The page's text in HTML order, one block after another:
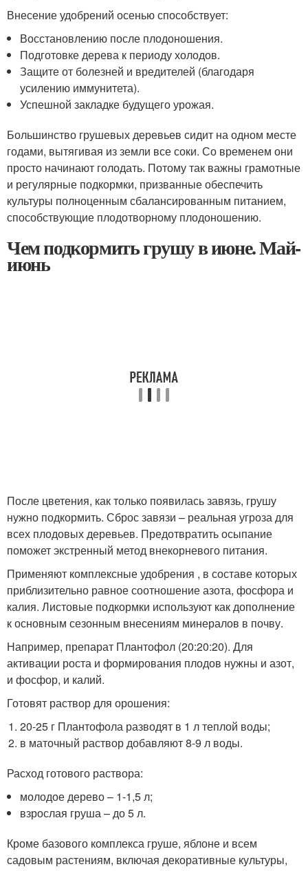
Внесение удобрений осенью способствует:
Восстановлению после плодоношения.
Подготовке дерева к периоду холодов.
Защите от болезней и вредителей (благодаря
усилению иммунитета).
Успешной закладке будущего урожая.
Большинство грушевых деревьев сидит на одном месте
годами, вытягивая из земли все соки. Со временем они
просто начинают голодать. Потому так важны грамотные
и регулярные подкормки, призванные обеспечить
культуры полноценным сбалансированным питанием,
способствующие плодотворному плодоношению.
Чем подкормить грушу в июне. Май-
июнь
После цветения, как только появилась завязь, грушу
нужно подкормить. Сброс завязи – реальная угроза для
всех плодовых деревьев. Предотвратить осыпание
поможет экстренный метод внекорневого питания.
Применяют комплексные удобрения , в составе которых
приблизительно равное соотношение азота, фосфора и
калия. Листовые подкормки используют как дополнение
к основным сезонным внесениям минералов в почву.
Например, препарат Плантофол (20:20:20). Для
активации роста и формирования плодов нужны и азот,
и фосфор, и калий.
Готовят раствор для орошения:
20-25 г Плантофола разводят в 1 л теплой воды;
в маточный раствор добавляют 8-9 л воды.
Расход готового раствора:
молодое дерево – 1-1,5 л;
взрослая груша – до 5 л.
Кроме базового комплекса груше, яблоне и всем
садовым растениям, включая декоративные культуры,